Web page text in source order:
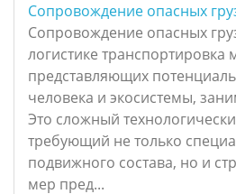
Сопровождение опасных
Сопровождение опасных
логистике транспортировка
представляющих
человека и экосистемы,
Это сложный
требующий не только
подвижного состава, но и
мер пред...